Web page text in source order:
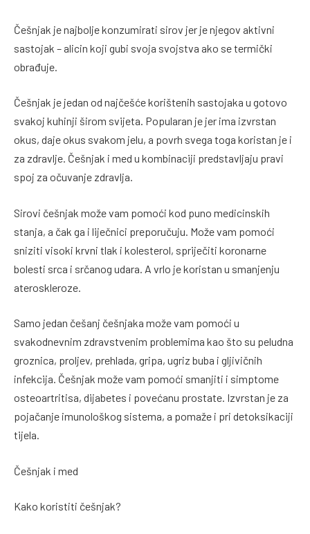
Češnjak je najbolje konzumirati sirov jer je njegov aktivni
sastojak – alicin koji gubi svoja svojstva ako se termički
obrađuje.
Češnjak je jedan od najčešće korištenih sastojaka u gotovo
svakoj kuhinji širom svijeta. Popularan je jer ima izvrstan
okus, daje okus svakom jelu, a povrh svega toga koristan je i
za zdravlje. Češnjak i med u kombinaciji predstavljaju pravi
spoj za očuvanje zdravlja.
Sirovi češnjak može vam pomoći kod puno medicinskih
stanja, a čak ga i liječnici preporučuju. Može vam pomoći
sniziti visoki krvni tlak i kolesterol, spriječiti koronarne
bolesti srca i srčanog udara. A vrlo je koristan u smanjenju
ateroskleroze.
Samo jedan češanj češnjaka može vam pomoći u
svakodnevnim zdravstvenim problemima kao što su peludna
groznica, proljev, prehlada, gripa, ugriz buba i gljivičnih
infekcija. Češnjak može vam pomoći smanjiti i simptome
osteoartritisa, dijabetes i povećanu prostate. Izvrstan je za
pojačanje imunološkog sistema, a pomaže i pri detoksikaciji
tijela.
Češnjak i med
Kako koristiti češnjak?